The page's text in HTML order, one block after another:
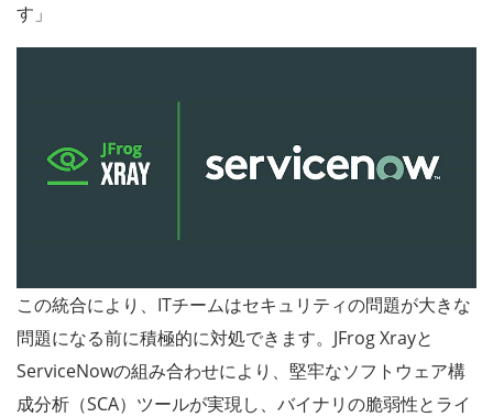
す」
この統合により、ITチームはセキュリティの問題が大きな
問題になる前に積極的に対処できます。JFrog Xrayと
ServiceNowの組み合わせにより、堅牢なソフトウェア構
成分析（SCA）ツールが実現し、バイナリの脆弱性とライ